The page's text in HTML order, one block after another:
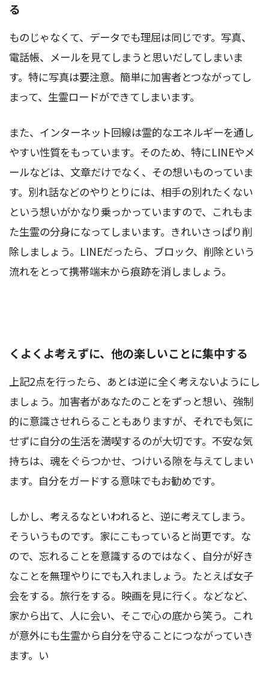
る
ものじゃなくて、データでも理屈は同じです。写真、
電話帳、メールを見てしまうと思いだしてしまいま
す。特に写真は要注意。簡単に加害者とつながってし
まって、生霊ロードができてしまいます。
また、インターネット回線は霊的なエネルギーを通し
やすい性質をもっています。そのため、特にLINEやメ
ールなどは、文章だけでなく、その想いものっていま
す。別れ話などのやりとりには、相手の別れたくない
という想いがかなり乗っかっていますので、これもま
た生霊の分身になってしまいます。きれいさっぱり削
除しましょう。LINEだったら、ブロック、削除という
流れをとって携帯端末から痕跡を消しましょう。
くよくよ考えずに、他の楽しいことに集中する
上記2点を行ったら、あとは逆に全く考えないようにし
ましょう。加害者があなたのことをずっと想い、強制
的に意識させれらることもありますが、それでも気に
せずに自分の生活を満喫するのが大切です。不安な気
持ちは、魂をぐらつかせ、つけいる隙を与えてしまい
ます。自分をガードする意味でもお勧めです。
しかし、考えるなといわれると、逆に考えてしまう。
そういうものです。家にこもっていると尚更です。な
ので、忘れることを意識するのではなく、自分が好き
なことを無理やりにでも入れましょう。たとえば女子
会をする。旅行をする。映画を見に行く。などなど、
家から出て、人に会い、そこで心の底から笑う。これ
が意外にも生霊から自分を守ることにつながっていき
ます。い